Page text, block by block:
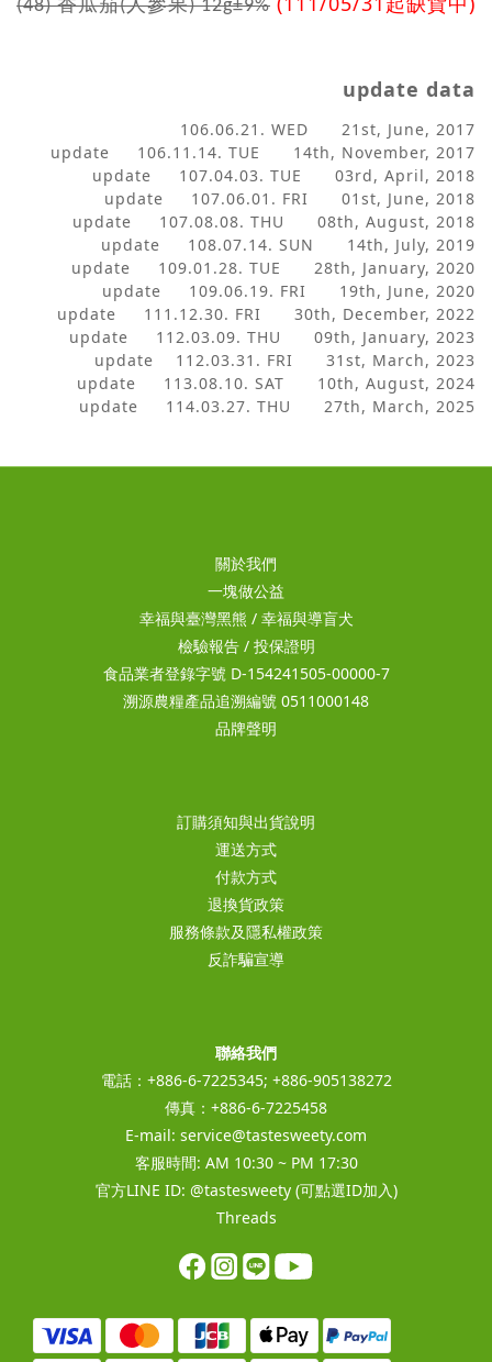
(48)香瓜茄(人參果) 12g±9%
update data
106.06.21. WED 21st, June, 2017
update 106.11.14. TUE 14th, November, 2017
update 107.04.03. TUE 03rd, April, 2018
update 107.06.01. FRI 01st, June, 2018
update 107.08.08. THU 08th, August, 2018
update 108.07.14. SUN 14th, July, 2019
update 109.01.28. TUE 28th, January, 2020
update 109.06.19. FRI 19th, June, 2020
update 111.12.30. FRI 30th, December, 2022
update 112.03.09. THU 09th, January, 2023
update 112.03.31. FRI 31st, March, 2023
update 113.08.10. SAT 10th, August, 2024
update 114.03.27. THU 27th, March, 2025
關於我們
一塊做公益
幸福與臺灣黑熊 / 幸福與導盲犬
檢驗報告/ 投保證明
食品業者登錄字號 D-154241505-00000-7
溯源農糧產品追溯編號 0511000148
品牌聲明
訂購須知與出貨說明
運送方式
付款方式
退換貨政策
服務條款及隱私權政策
反詐騙宣導
聯絡我們
電話：+886-6-7225345; +886-905138272
傳真：+886-6-7225458
E-mail: service@tastesweety.com
客服時間: AM 10:30 ~ PM 17:30
官方LINE ID: @tastesweety(可點選ID加入)
Threads